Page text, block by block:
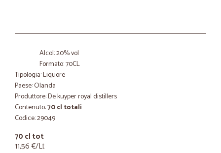
Alcol: 20% vol
Formato: 70CL
Tipologia: Liquore
Paese: Olanda
Produttore: De kuyper royal distillers
Contenuto:70 cl totali
Codice: 29049
70 cl tot
11,56 €/Lt